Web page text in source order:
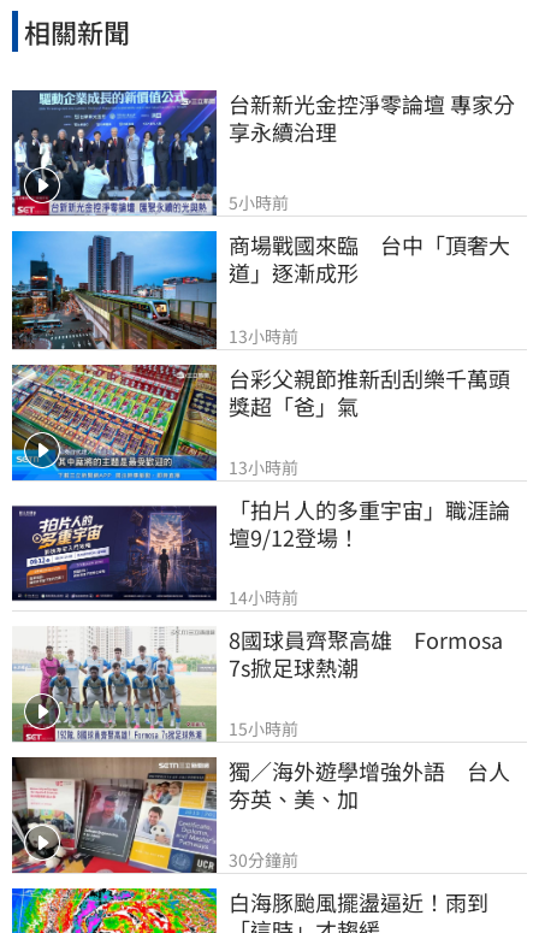
相關新聞
台新新光金控淨零論壇 專家分
享永續治理
5小時前
商場戰國來臨　台中「頂奢大
道」逐漸成形
13小時前
台彩父親節推新刮刮樂千萬頭
獎超「爸」氣
13小時前
「拍片人的多重宇宙」職涯論
壇9/12登場！
14小時前
8國球員齊聚高雄　Formosa
7s掀足球熱潮
15小時前
獨／海外遊學增強外語　台人
夯英、美、加
30分鐘前
白海豚颱風擺盪逼近！雨到